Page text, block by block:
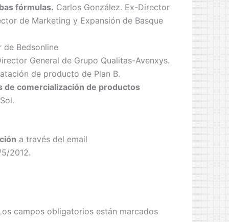
fórmulas. Carlos González. Ex-Director
de Marketing y Expansión de Basque
de Bedsonline
General de Grupo Qualitas-Avenxys.
de producto de Plan B.
de comercialización de productos
a través del email
2012.
campos obligatorios están marcados